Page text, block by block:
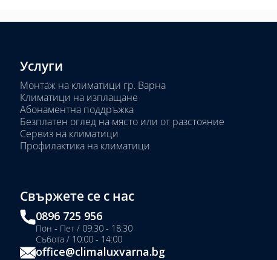
Услуги
Монтаж на климатици гр. Варна
Климатици на изплащане
Абонаментна поддръжка
Безплатен оглед на място или от разстояние
Сервиз на климатици
Профилактика на климатици
Свържете се с нас
0896 725 956
Пон - Пет / 09:30 - 18:30
Събота / 10:00 - 14:00
office@climaluxvarna.bg